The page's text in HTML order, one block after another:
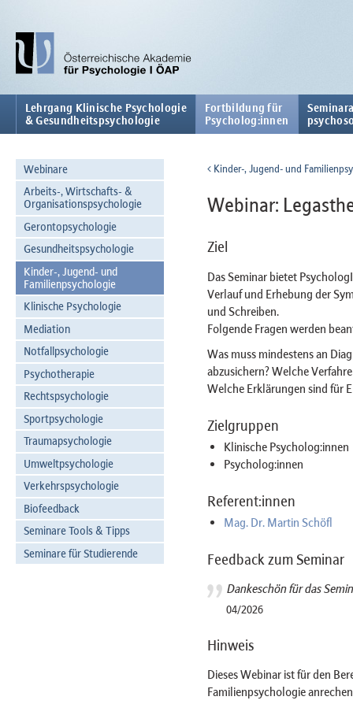
Lehrgang Klinische Psychologie
& Gesundheitspsychologie
Fortbildung für
Psycholog:innen
Webinare
Arbeits-, Wirtschafts- &
Organisationspsychologie
Gerontopsychologie
Gesundheitspsychologie
Kinder-, Jugend- und
Familienpsychologie
Klinische Psychologie
Mediation
Notfallpsychologie
Psychotherapie
Rechtspsychologie
Sportpsychologie
Traumapsychologie
Umweltpsychologie
Verkehrspsychologie
Biofeedback
Seminare Tools & Tipps
Seminare für Studierende
Kinder-, Jugend- und
Webinar:
Ziel
Das Seminar bietet
Verlauf und Erhebung der
und Schreiben.
Folgende Fragen werden
Was muss mindestens an
abzusichern? Welche
Welche Erklärungen sind für
Zielgruppen
Klinische Psycholog:innen
Psycholog:innen
Referent:innen
Mag. Dr. Martin Schöfl
Feedback zum Seminar
Dankeschön für das
04/2026
Hinweis
Dieses Webinar ist für den
Familienpsychologie